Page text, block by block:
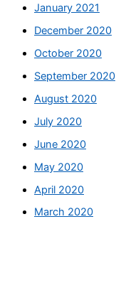
January 2021
December 2020
October 2020
September 2020
August 2020
July 2020
June 2020
May 2020
April 2020
March 2020